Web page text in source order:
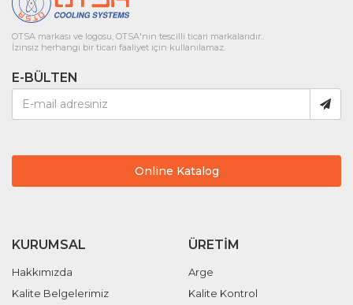
OTSA markası ve logosu, OTSA'nın tescilli ticari markalarıdır..
İzinsiz herhangi bir ticari faaliyet için kullanılamaz.
E-BÜLTEN
Online Katalog
KURUMSAL
Hakkımızda
Kalite Belgelerimiz
ÜRETIM
Arge
Kalite Kontrol